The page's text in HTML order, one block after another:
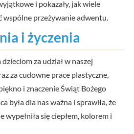
i pokazały, jak wiele
wspólne przeżywanie adwentu.
i życzenia
za udział w naszej
za cudowne prace plastyczne,
i znaczenie Świąt Bożego
była dla nas ważna i sprawiła, że
się ciepłem, kolorem i